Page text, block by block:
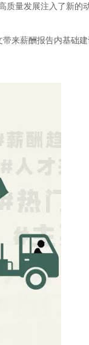
量发展注入了新的动
来薪酬报告内基础